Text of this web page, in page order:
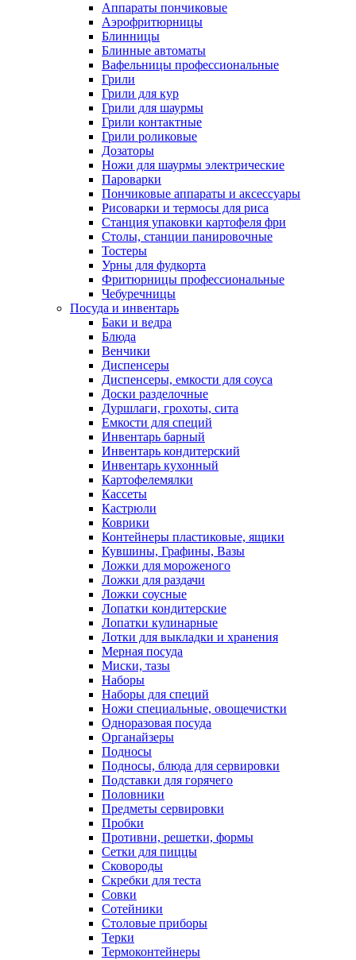
Аппараты пончиковые
Аэрофритюрницы
Блинницы
Блинные автоматы
Вафельницы профессиональные
Грили
Грили для кур
Грили для шаурмы
Грили контактные
Грили роликовые
Дозаторы
Ножи для шаурмы электрические
Пароварки
Пончиковые аппараты и аксессуары
Рисоварки и термосы для риса
Станция упаковки картофеля фри
Столы, станции панировочные
Тостеры
Урны для фудкорта
Фритюрницы профессиональные
Чебуречницы
Посуда и инвентарь
Баки и ведра
Блюда
Венчики
Диспенсеры
Диспенсеры, емкости для соуса
Доски разделочные
Дуршлаги, грохоты, сита
Емкости для специй
Инвентарь барный
Инвентарь кондитерский
Инвентарь кухонный
Картофелемялки
Кассеты
Кастрюли
Коврики
Контейнеры пластиковые, ящики
Кувшины, Графины, Вазы
Ложки для мороженого
Ложки для раздачи
Ложки соусные
Лопатки кондитерские
Лопатки кулинарные
Лотки для выкладки и хранения
Мерная посуда
Миски, тазы
Наборы
Наборы для специй
Ножи специальные, овощечистки
Одноразовая посуда
Органайзеры
Подносы
Подносы, блюда для сервировки
Подставки для горячего
Половники
Предметы сервировки
Пробки
Противни, решетки, формы
Сетки для пиццы
Сковороды
Скребки для теста
Совки
Сотейники
Столовые приборы
Терки
Термоконтейнеры